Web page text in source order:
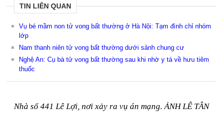
TIN LIÊN QUAN
Vụ bé mầm non tử vong bất thường ở Hà Nội: Tạm đình chỉ nhóm
lớp
Nam thanh niên tử vong bất thường dưới sảnh chung cư
Nghệ An: Cụ bà tử vong bất thường sau khi nhờ y tá về hưu tiêm
thuốc
Nhà số 441 Lê Lợi, nơi xảy ra vụ án mạng. ẢNH LÊ TÂN